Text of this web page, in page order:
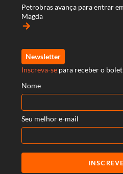
Petrobras avança para entrar
Magda
arrow_forward
Newsletter
Inscreva-se para receber o
Nome
Seu melhor e-mail